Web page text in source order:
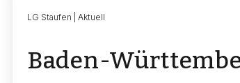
LG Staufen | Aktuell
Baden-